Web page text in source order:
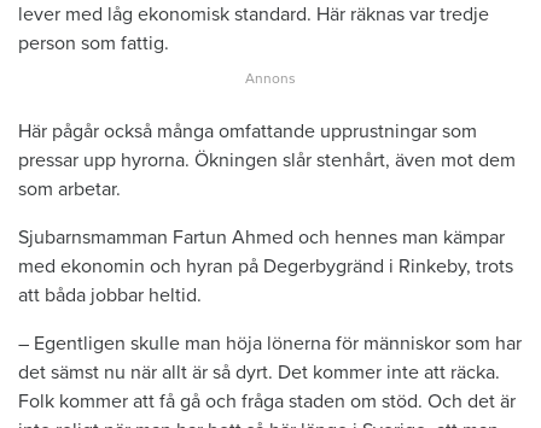
lever med låg ekonomisk standard. Här räknas var tredje
person som fattig.
Här pågår också många omfattande upprustningar som
pressar upp hyrorna. Ökningen slår stenhårt, även mot dem
som arbetar.
Sjubarnsmamman Fartun Ahmed och hennes man kämpar
med ekonomin och hyran på Degerbygränd i Rinkeby, trots
att båda jobbar heltid.
– Egentligen skulle man höja lönerna för människor som har
det sämst nu när allt är så dyrt. Det kommer inte att räcka.
Folk kommer att få gå och fråga staden om stöd. Och det är